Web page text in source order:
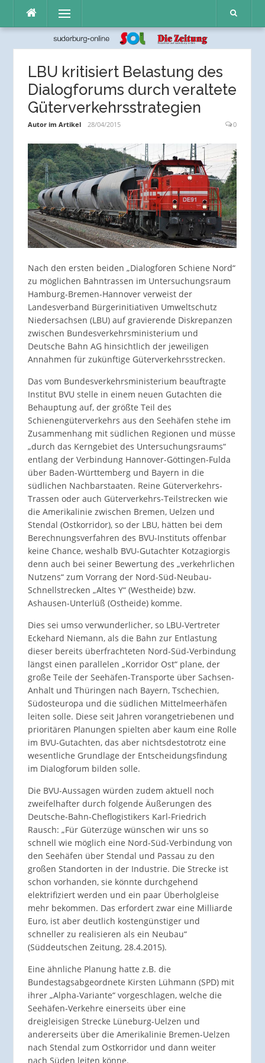
Inhalt
Menü
LBU kritisiert Belastung des
Dialogforums durch veraltete
Güterverkehrsstrategien
Autor im Artikel 28/04/2015 0
Nach den ersten beiden „Dialogforen Schiene Nord“
zu möglichen Bahntrassen im Untersuchungsraum
Hamburg-Bremen-Hannover verweist der
Landesverband Bürgerinitiativen Umweltschutz
Niedersachsen (LBU) auf gravierende Diskrepanzen
zwischen Bundesverkehrsministerium und
Deutsche Bahn AG hinsichtlich der jeweiligen
Annahmen für zukünftige Güterverkehrsstrecken.
Das vom Bundesverkehrsministerium beauftragte
Institut BVU stelle in einem neuen Gutachten die
Behauptung auf, der größte Teil des
Schienengüterverkehrs aus den Seehäfen stehe im
Zusammenhang mit südlichen Regionen und müsse
„durch das Kerngebiet des Untersuchungsraums“
entlang der Verbindung Hannover-Göttingen-Fulda
über Baden-Württemberg und Bayern in die
südlichen Nachbarstaaten. Reine Güterverkehrs-
Trassen oder auch Güterverkehrs-Teilstrecken wie
die Amerikalinie zwischen Bremen, Uelzen und
Stendal (Ostkorridor), so der LBU, hätten bei dem
Berechnungsverfahren des BVU-Instituts offenbar
keine Chance, weshalb BVU-Gutachter Kotzagiorgis
denn auch bei seiner Bewertung des „verkehrlichen
Nutzens“ zum Vorrang der Nord-Süd-Neubau-
Schnellstrecken „Altes Y“ (Westheide) bzw.
Ashausen-Unterlüß (Ostheide) komme.
Dies sei umso verwunderlicher, so LBU-Vertreter
Eckehard Niemann, als die Bahn zur Entlastung
dieser bereits überfrachteten Nord-Süd-Verbindung
längst einen parallelen „Korridor Ost“ plane, der
große Teile der Seehäfen-Transporte über Sachsen-
Anhalt und Thüringen nach Bayern, Tschechien,
Südosteuropa und die südlichen Mittelmeerhäfen
leiten solle. Diese seit Jahren vorangetriebenen und
prioritären Planungen spielten aber kaum eine Rolle
im BVU-Gutachten, das aber nichtsdestotrotz eine
wesentliche Grundlage der Entscheidungsfindung
im Dialogforum bilden solle.
Die BVU-Aussagen würden zudem aktuell noch
zweifelhafter durch folgende Äußerungen des
Deutsche-Bahn-Cheflogistikers Karl-Friedrich
Rausch: „Für Güterzüge wünschen wir uns so
schnell wie möglich eine Nord-Süd-Verbindung von
den Seehäfen über Stendal und Passau zu den
großen Standorten in der Industrie. Die Strecke ist
schon vorhanden, sie könnte durchgehend
elektrifiziert werden und ein paar Überholgleise
mehr bekommen. Das erfordert zwar eine Milliarde
Euro, ist aber deutlich kostengünstiger und
schneller zu realisieren als ein Neubau“
(Süddeutschen Zeitung, 28.4.2015).
Eine ähnliche Planung hatte z.B. die
Bundestagsabgeordnete Kirsten Lühmann (SPD) mit
ihrer „Alpha-Variante“ vorgeschlagen, welche die
Seehäfen-Verkehre einerseits über eine
dreigleisigen Strecke Lüneburg-Uelzen und
andererseits über die Amerikalinie Bremen-Uelzen
nach Stendal zum Ostkorridor und dann weiter
nach Süden leiten könne.